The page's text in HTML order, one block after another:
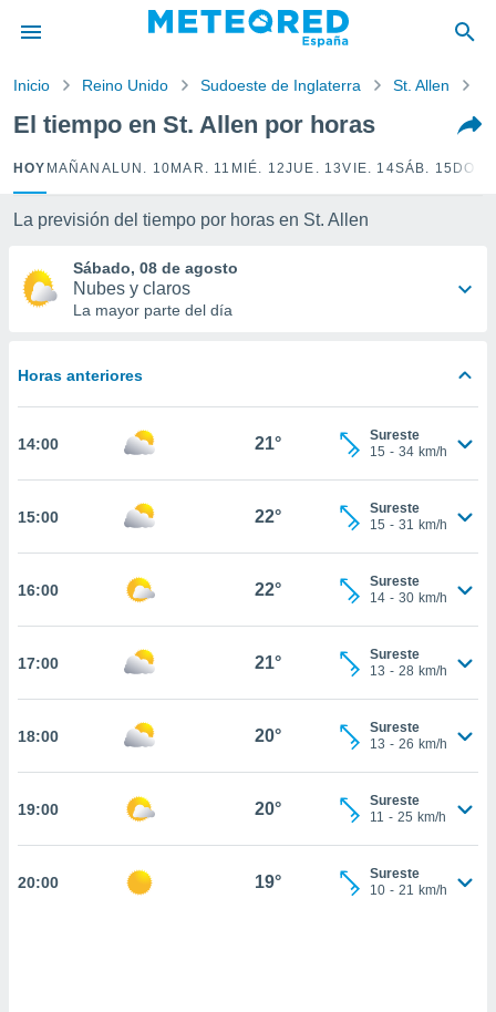
por
para
que se
calidad.
a este
y
digital
permite
seguir
coste.
a la
todas
nuestros
nos
análisis
perfil
CONFIGURACIÓN
Inicio Reino Unido Sudoeste de Inglaterra St. Allen
El tiempo en St. Allen por horas
HOY MAÑANA LUN. 10 MAR. 11 MIÉ. 12JUE. 13VIE. 14SÁB. 15
La previsión del tiempo por horas en St. Allen
Sábado, 08 de agosto
Nubes y claros
La mayor parte del día
Horas anteriores
14:00 21°
Sureste
15 - 34 km/h
15:00 22°
Sureste
15 - 31 km/h
16:00 22°
Sureste
14 - 30 km/h
17:00 21°
Sureste
13 - 28 km/h
18:00 20°
Sureste
13 - 26 km/h
19:00 20°
Sureste
11 - 25 km/h
20:00 19°
Sureste
10 - 21 km/h